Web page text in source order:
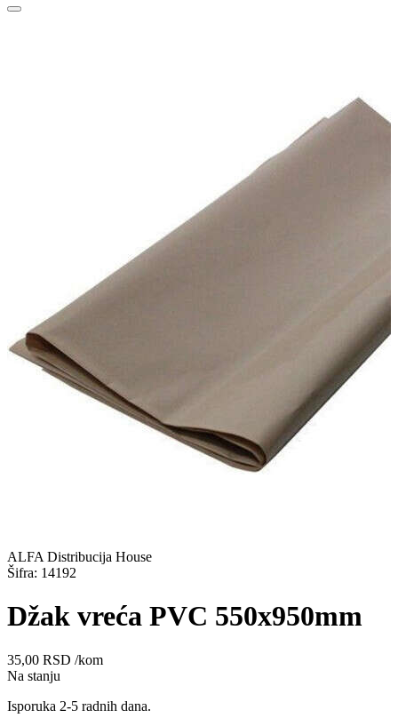
ALFA Distribucija House
Šifra: 14192
Džak vreća PVC 550x950mm
35,00 RSD /kom
Na stanju
Isporuka 2-5 radnih dana.